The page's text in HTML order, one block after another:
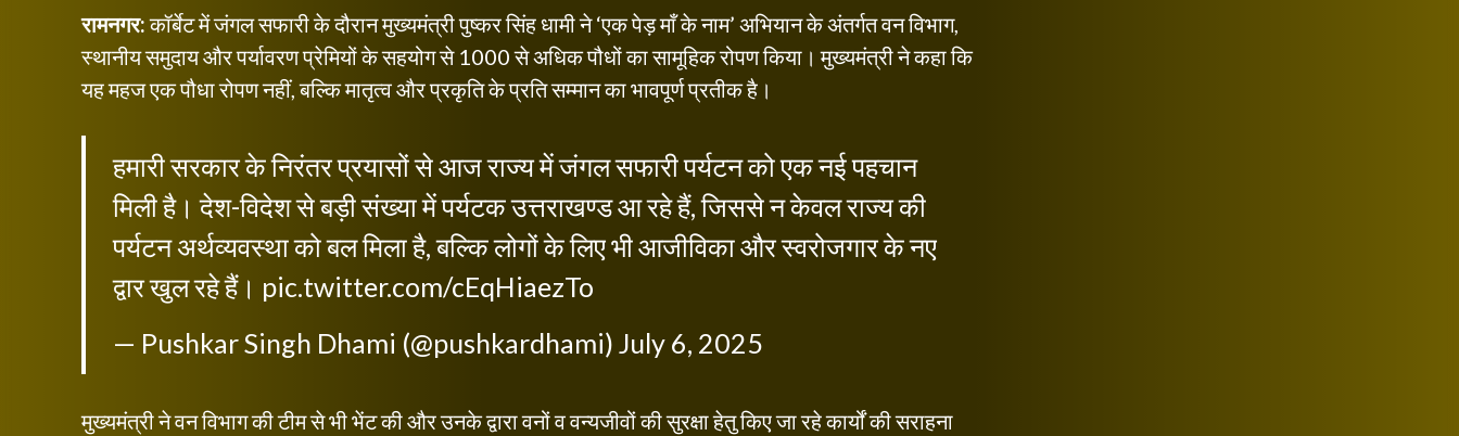
रामनगर:कॉर्बेट में जंगल सफारी के दौरान मुख्यमंत्री पुष्कर सिंह धामी ने ‘एक पेड़ माँ के नाम’ अभियान के अंतर्गत वन विभाग,
स्थानीय समुदाय और पर्यावरण प्रेमियों के सहयोग से 1000 से अधिक पौधों का सामूहिक रोपण किया। मुख्यमंत्री ने कहा कि
यह महज एक पौधा रोपण नहीं, बल्कि मातृत्व और प्रकृति के प्रति सम्मान का भावपूर्ण प्रतीक है।
हमारी सरकार के निरंतर प्रयासों से आज राज्य में जंगल सफारी पर्यटन को एक नई पहचान
मिली है। देश-विदेश से बड़ी संख्या में पर्यटक उत्तराखण्ड आ रहे हैं, जिससे न केवल राज्य की
पर्यटन अर्थव्यवस्था को बल मिला है, बल्कि लोगों के लिए भी आजीविका और स्वरोजगार के नए
द्वार खुल रहे हैं। pic.twitter.com/cEqHiaezTo
— Pushkar Singh Dhami (@pushkardhami) July 6, 2025
मुख्यमंत्री ने वन विभाग की टीम से भी भेंट की और उनके द्वारा वनों व वन्यजीवों की सुरक्षा हेतु किए जा रहे कार्यों की सराहना